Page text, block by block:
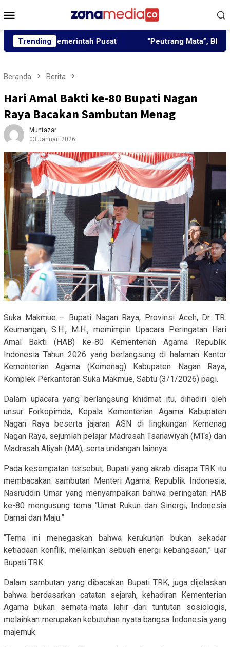
ke
Mobile
Trending
Pemerintah Pusat “Peutrang Mata”, BRA Aceh Utara
Beranda Berita
Hari Amal Bakti ke-80 Bupati Nagan
Raya Bacakan Sambutan Menag
Muntazar
03 Januari 2026
Suka Makmue – Bupati Nagan Raya, Provinsi Aceh, Dr. TR.
Keumangan, S.H., M.H., memimpin Upacara Peringatan Hari
Amal Bakti (HAB) ke-80 Kementerian Agama Republik
Indonesia Tahun 2026 yang berlangsung di halaman Kantor
Kementerian Agama (Kemenag) Kabupaten Nagan Raya,
Komplek Perkantoran Suka Makmue, Sabtu (3/1/2026) pagi.
Dalam upacara yang berlangsung khidmat itu, dihadiri oleh
unsur Forkopimda, Kepala Kementerian Agama Kabupaten
Nagan Raya beserta jajaran ASN di lingkungan Kemenag
Nagan Raya, sejumlah pelajar Madrasah Tsanawiyah (MTs) dan
Madrasah Aliyah (MA), serta undangan lainnya.
Pada kesempatan tersebut, Bupati yang akrab disapa TRK itu
membacakan sambutan Menteri Agama Republik Indonesia,
Nasruddin Umar yang menyampaikan bahwa peringatan HAB
ke-80 mengusung tema “Umat Rukun dan Sinergi, Indonesia
Damai dan Maju.”
“Tema ini menegaskan bahwa kerukunan bukan sekadar
ketiadaan konflik, melainkan sebuah energi kebangsaan,” ujar
Bupati TRK.
Dalam sambutan yang dibacakan Bupati TRK, juga dijelaskan
bahwa berdasarkan catatan sejarah, kehadiran Kementerian
Agama bukan semata-mata lahir dari tuntutan sosiologis,
melainkan merupakan kebutuhan nyata bangsa Indonesia yang
majemuk.